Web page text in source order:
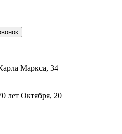
Маркса, 34
лет Октября, 20